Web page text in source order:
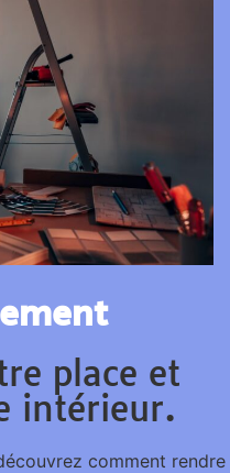
place et
intérieur.
comment rendre